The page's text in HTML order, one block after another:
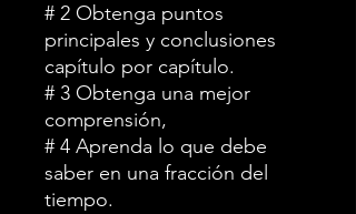
# 2 Obtenga puntos
principales y conclusiones
capítulo por capítulo.
# 3 Obtenga una mejor
comprensión,
# 4 Aprenda lo que debe
saber en una fracción del
tiempo.